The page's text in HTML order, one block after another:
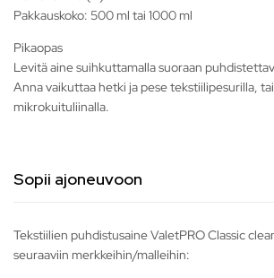
Pakkauskoko: 500 ml tai 1000 ml
Pikaopas
Levitä aine suihkuttamalla suoraan
Anna vaikuttaa hetki ja pese tekstiilipesurilla,
mikrokuituliinalla.
Sopii ajoneuvoon
Tekstiilien puhdistusaine ValetPRO Classic
seuraaviin merkkeihin/malleihin: